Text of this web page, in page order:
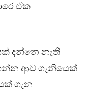
ඒක
දන්නෙ නැති
ආව ගෑනියෙක්
ගැන